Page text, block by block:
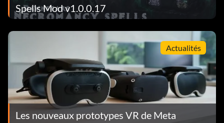
Spells Mod v1.0.0.17
Actualités
Les nouveaux prototypes VR de Meta